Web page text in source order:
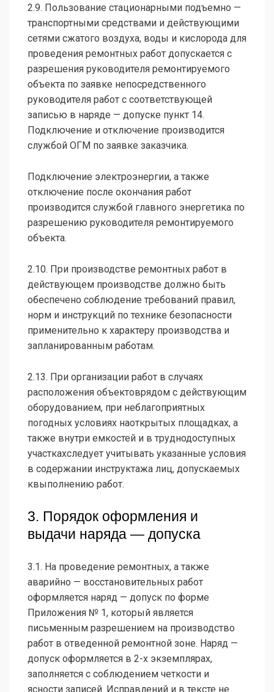
2.9. Пользование стационарными подъемно —
транспортными средствами и действующими
сетями сжатого воздуха, воды и кислорода для
проведения ремонтных работ допускается с
разрешения руководителя ремонтируемого
объекта по заявке непосредственного
руководителя работ с соответствующей
записью в наряде — допуске пункт 14.
Подключение и отключение производится
службой ОГМ по заявке заказчика.
Подключение электроэнергии, а также
отключение после окончания работ
производится службой главного энергетика по
разрешению руководителя ремонтируемого
объекта.
2.10. При производстве ремонтных работ в
действующем производстве должно быть
обеспечено соблюдение требований правил,
норм и инструкций по технике безопасности
применительно к характеру производства и
запланированным работам.
2.13. При организации работ в случаях
расположения объектоврядом с действующим
оборудованием, при неблагоприятных
погодных условиях наоткрытых площадках, а
также внутри емкостей и в труднодоступных
участкахследует учитывать указанные условия
в содержании инструктажа лиц, допускаемых
квыполнению работ.
3. Порядок оформления и
выдачи наряда — допуска
3.1. На проведение ремонтных, а также
аварийно — восстановительных работ
оформляется наряд — допуск по форме
Приложения № 1, который является
письменным разрешением на производство
работ в отведенной ремонтной зоне. Наряд —
допуск оформляется в 2-х экземплярах,
заполняется с соблюдением четкости и
ясности записей. Исправлений и в тексте не